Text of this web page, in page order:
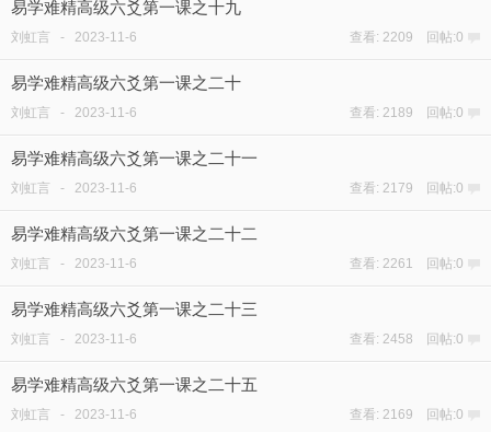
易学难精高级六爻第一课之十九
刘虹言 - 2023-11-6 查看: 2209 回帖:0
易学难精高级六爻第一课之二十
刘虹言 - 2023-11-6 查看: 2189 回帖:0
易学难精高级六爻第一课之二十一
刘虹言 - 2023-11-6 查看: 2179 回帖:0
易学难精高级六爻第一课之二十二
刘虹言 - 2023-11-6 查看: 2261 回帖:0
易学难精高级六爻第一课之二十三
刘虹言 - 2023-11-6 查看: 2458 回帖:0
易学难精高级六爻第一课之二十五
刘虹言 - 2023-11-6 查看: 2169 回帖:0